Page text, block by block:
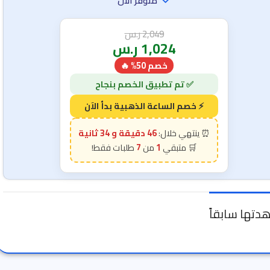
2,049ر.س
1,024ر.س
خصم 50% 🔥
46 دقيقة و 33 ثانية
1
7
سابقاً